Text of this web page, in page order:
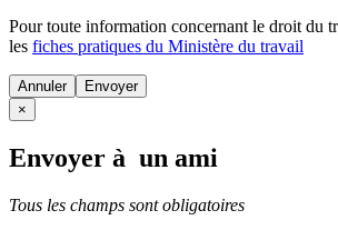
Pour toute information concernant le droit du
les fiches pratiques du Ministère du travail
Annuler
×
Envoyer à un ami
Tous les champs sont obligatoires